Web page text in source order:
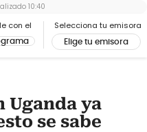
con el Selecciona tu emisora
Elige tu emisora
10:40
Uganda ya
se sabe